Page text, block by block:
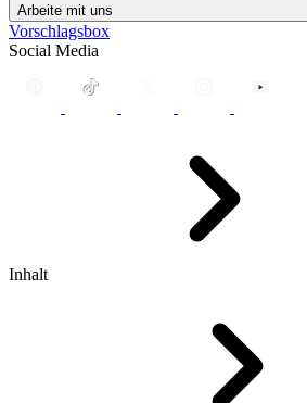
Arbeite mit uns
Vorschlagsbox
Social Media
Inhalt